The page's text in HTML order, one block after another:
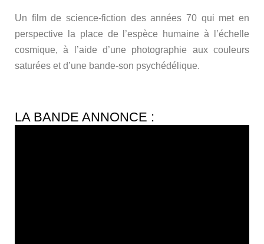
Un film de science-fiction des années 70 qui met en
perspective la place de l’espèce humaine à l’échelle
cosmique, à l’aide d’une photographie aux couleurs
saturées et d’une bande-son psychédélique.
LA BANDE ANNONCE :